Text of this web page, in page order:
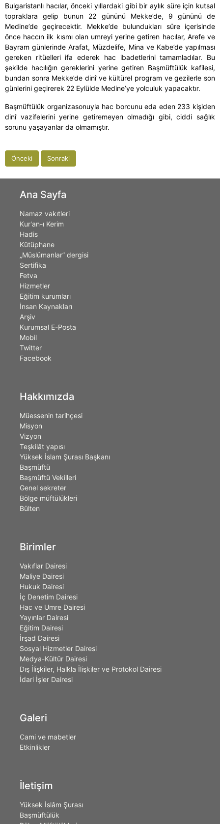
Bulgaristanlı hacılar, önceki yıllardaki gibi bir aylık süre için kutsal
topraklara gelip bunun 22 gününü Mekke’de, 9 gününü de
Medine’de geçirecektir. Mekke’de bulundukları süre içerisinde
önce haccın ilk kısmı olan umreyi yerine getiren hacılar, Arefe ve
Bayram günlerinde Arafat, Müzdelife, Mina ve Kabe’de yapılması
gereken ritüelleri ifa ederek hac ibadetlerini tamamladılar. Bu
şekilde hacılığın gereklerini yerine getiren Başmüftülük kafilesi,
bundan sonra Mekke’de dinî ve kültürel program ve gezilerle son
günlerini geçirerek 22 Eylülde Medine’ye yolculuk yapacaktır.
Başmüftülük organizasonuyla hac borcunu eda eden 233 kişiden
dinî vazifelerini yerine getiremeyen olmadığı gibi, ciddi sağlık
sorunu yaşayanlar da olmamıştır.
Önceki Sonraki
Ana Sayfa
Namaz vakıtleri
Kur'an-ı Kerim
Hadis
Kütüphane
„Müslümanlar” dergisi
Sertifika
Fetva
Hizmetler
Eğitim kurumları
İnsan Kaynakları
Arşiv
Kurumsal E-Posta
Mobil
Twitter
Facebook
Hakkımızda
Müessenin tarihçesi
Misyon
Vizyon
Teşkilât yapısı
Yüksek İslam Şurası Başkanı
Başmüftü
Başmüftü Vekilleri
Genel sekreter
Bölge müftülükleri
Bülten
Birimler
Vakıflar Dairesi
Maliye Dairesi
Hukuk Dairesi
İç Denetim Dairesi
Hac ve Umre Dairesi
Yayınlar Dairesi
Eğitim Dairesi
İrşad Dairesi
Sosyal Hizmetler Dairesi
Medya-Kültür Dairesi
Dış İlişkiler, Halkla İlişkiler ve Protokol Dairesi
İdari İşler Dairesi
Galeri
Cami ve mabetler
Etkinlikler
İletişim
Yüksek İslâm Şurası
Başmüftülük